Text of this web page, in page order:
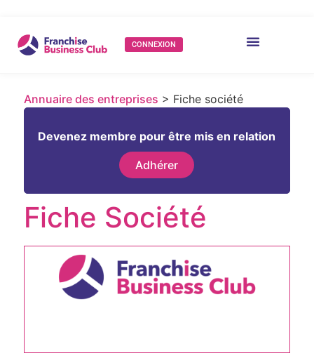
CONNEXION
Annuaire des entreprises > Fiche société
Devenez membre pour être mis en relation
Adhérer
Fiche Société